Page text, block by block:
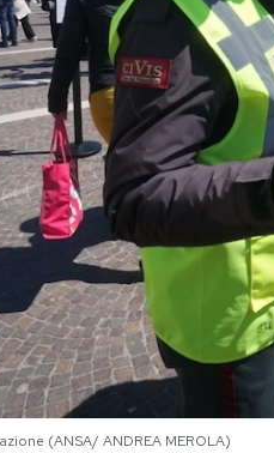
(ANSA/ ANDREA MEROLA)